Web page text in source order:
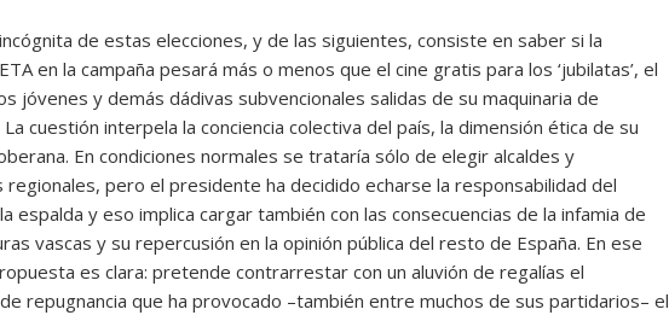
de estas elecciones, y de las siguientes, consiste en saber si la
en la campaña pesará más o menos que el cine gratis para los ‘jubilatas’, el
jóvenes y demás dádivas subvencionales salidas de su maquinaria de
cuestión interpela la conciencia colectiva del país, la dimensión ética de su
En condiciones normales se trataría sólo de elegir alcaldes y
regionales, pero el presidente ha decidido echarse la responsabilidad del
espalda y eso implica cargar también con las consecuencias de la infamia de
vascas y su repercusión en la opinión pública del resto de España. En ese
es clara: pretende contrarrestar con un aluvión de regalías el
repugnancia que ha provocado –también entre muchos de sus partidarios– el